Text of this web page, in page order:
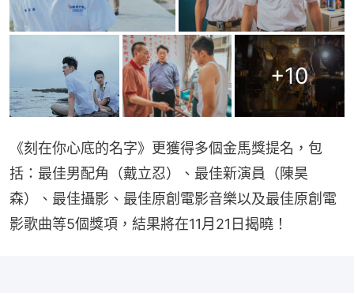
+10
《刻在你心底的名字》更獲得多個金馬獎提名，包
括：最佳男配角（戴立忍）、最佳新演員（陳昊
森）、最佳攝影、最佳原創電影音樂以及最佳原創電
影歌曲等5個獎項，結果將在11月21日揭曉！